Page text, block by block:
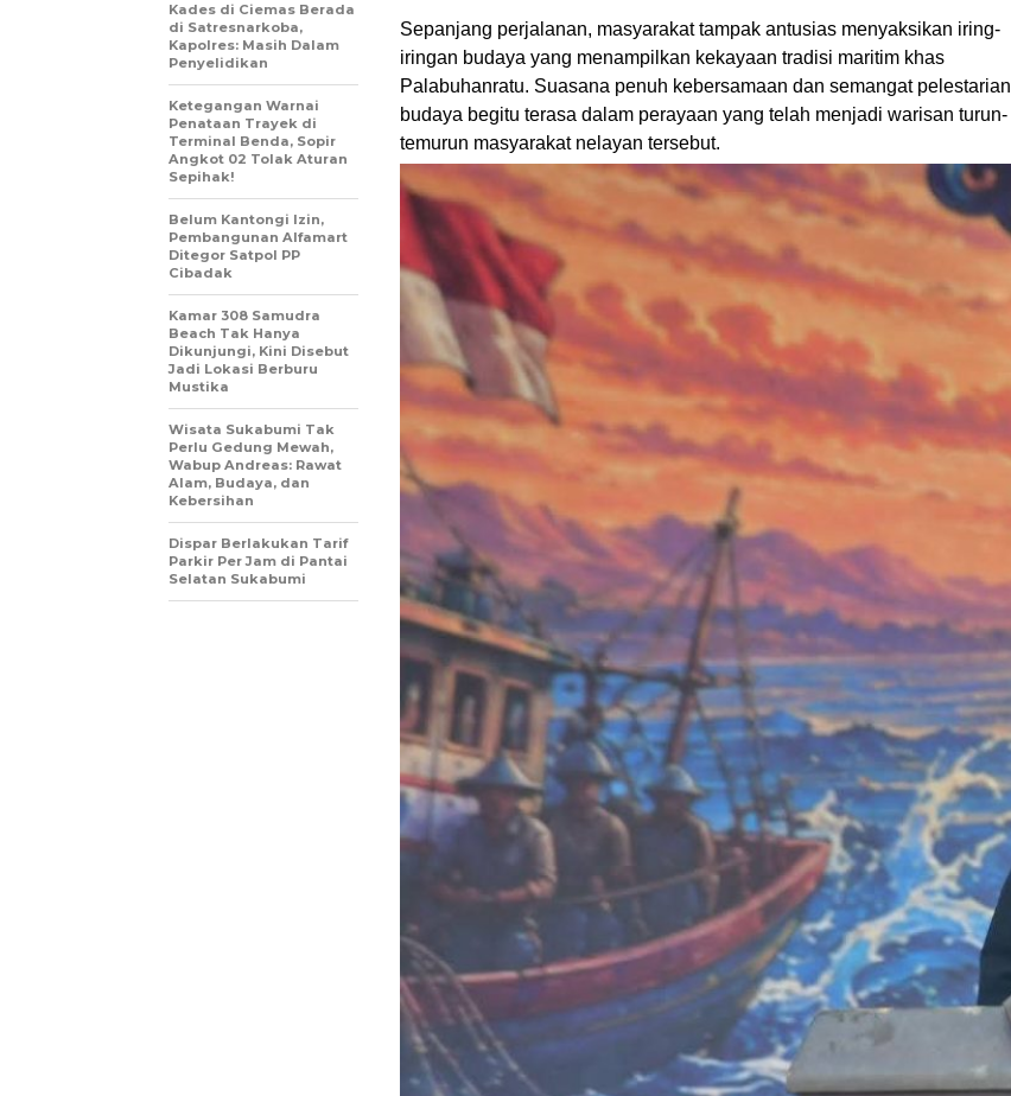
Sepanjang perjalanan, masyarakat tampak antusias menyaksikan iring-
iringan budaya yang menampilkan kekayaan tradisi maritim khas
Palabuhanratu. Suasana penuh kebersamaan dan semangat pelestarian
budaya begitu terasa dalam perayaan yang telah menjadi warisan turun-
temurun masyarakat nelayan tersebut.
Kades di Ciemas Berada
di Satresnarkoba,
Kapolres: Masih Dalam
Penyelidikan
Ketegangan Warnai
Penataan Trayek di
Terminal Benda, Sopir
Angkot 02 Tolak Aturan
Sepihak!
Belum Kantongi Izin,
Pembangunan Alfamart
Ditegor Satpol PP
Cibadak
Kamar 308 Samudra
Beach Tak Hanya
Dikunjungi, Kini Disebut
Jadi Lokasi Berburu
Mustika
Wisata Sukabumi Tak
Perlu Gedung Mewah,
Wabup Andreas: Rawat
Alam, Budaya, dan
Kebersihan
Dispar Berlakukan Tarif
Parkir Per Jam di Pantai
Selatan Sukabumi